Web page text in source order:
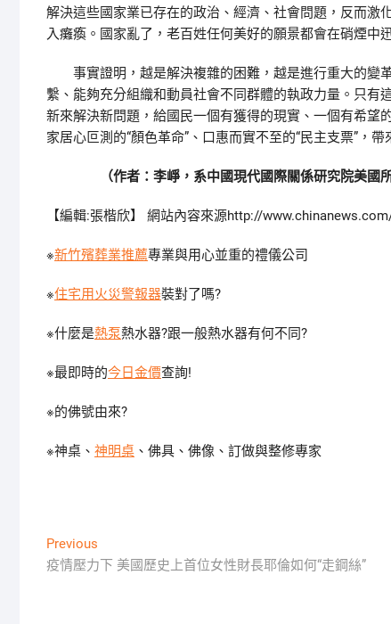
解決這些國家業已存在的政治、經濟、社會問題，反而激
入癱瘓。國家亂了，老百姓任何美好的願景都會在硝煙中
事實證明，越是解決複雜的困難，越是進行重大的變
繫、能夠充分組織和動員社會不同群體的執政力量。只有
新來解決新問題，給國民一個有獲得的現實、一個有希望
家居心叵測的“顏色革命”、口惠而實不至的“民主支票”，帶
（作者：李崢，系中國現代國際關係研究院美國所
【編輯:張楷欣】 網站內容來源http://
※新竹殯葬業推薦專業與用心並重的禮儀公司
※住宅用火災警報器裝對了嗎?
※什麼是熱泵熱水器?跟一般熱水器有何不同?
※最即時的今日金價查詢!
※的佛號由來?
※神桌、 神明桌 、佛具、佛像、訂做與整修專家
文
章
Previous
post:
疫情壓力下 美國歷史上首位女性財長耶倫如何“走鋼絲”